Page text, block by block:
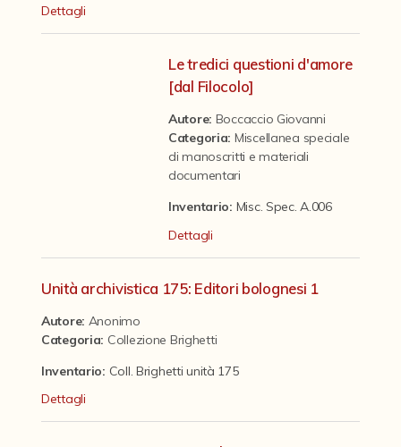
Dettagli
Le tredici questioni d'amore
[dal Filocolo]
Autore: Boccaccio Giovanni
Categoria: Miscellanea speciale
di manoscritti e materiali
documentari
Inventario: Misc. Spec. A.006
Dettagli
Unità archivistica 175: Editori bolognesi 1
Autore: Anonimo
Categoria: Collezione Brighetti
Inventario: Coll. Brighetti unità 175
Dettagli